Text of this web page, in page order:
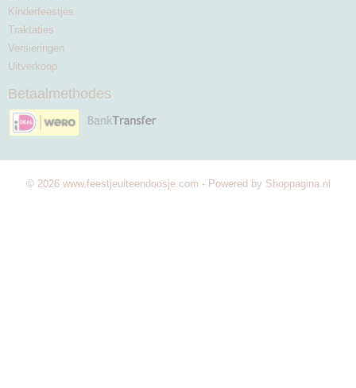
Kinderfeestjes
Traktaties
Versieringen
Uitverkoop
Betaalmethodes
© 2026 www.feestjeuiteendoosje.com - Powered by Shoppagina.nl